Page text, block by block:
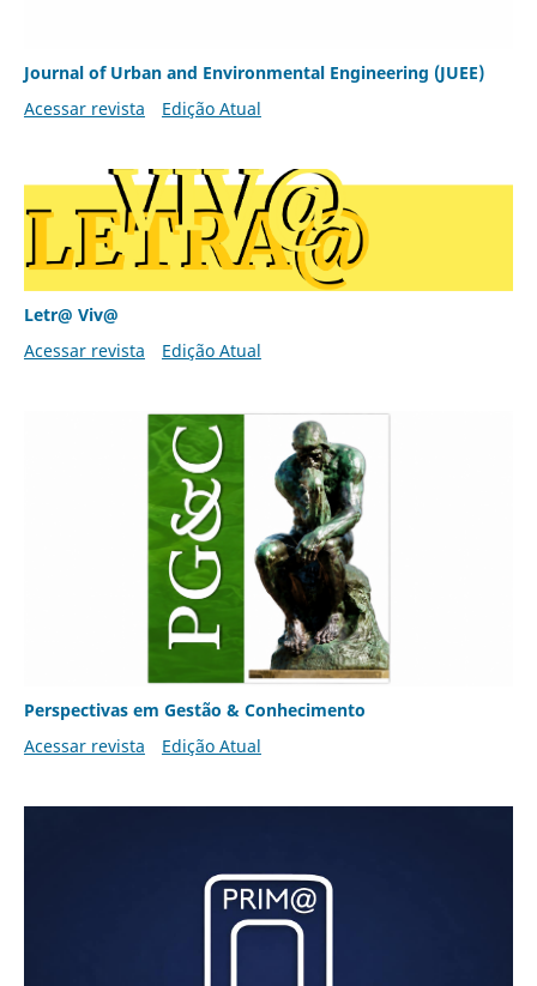
Journal of Urban and Environmental Engineering (JUEE)
Acessar revista
Edição Atual
Letr@ Viv@
Acessar revista
Edição Atual
Perspectivas em Gestão & Conhecimento
Acessar revista
Edição Atual